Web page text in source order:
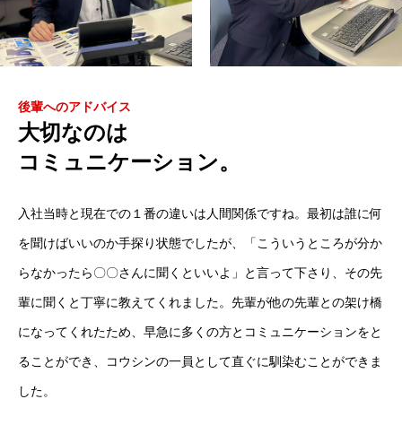
後輩へのアドバイス
大切なのは
コミュニケーション。
入社当時と現在での１番の違いは人間関係ですね。最初は誰に何
を聞けばいいのか手探り状態でしたが、「こういうところが分か
らなかったら〇〇さんに聞くといいよ」と言って下さり、その先
輩に聞くと丁寧に教えてくれました。先輩が他の先輩との架け橋
になってくれたため、早急に多くの方とコミュニケーションをと
ることができ、コウシンの一員として直ぐに馴染むことができま
した。